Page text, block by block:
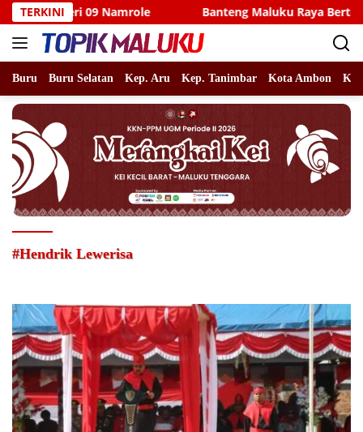
Langsung
ke
konten
TERKINI
09 Namrole Banteng Maluku Raya Bertolak ke
Buru Buru Selatan Kep. Aru Kep. Tanimbar Kota Ambon
#Hendrik Lewerisa